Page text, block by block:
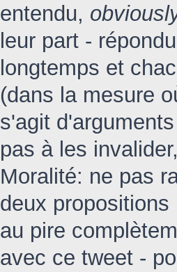
entendu,
leur part -
longtemps et
(dans la mesure
s'agit
pas à les
Moralité: ne pas
deux
au pire
avec ce tweet -